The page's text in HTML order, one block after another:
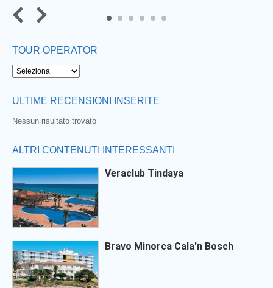
TOUR OPERATOR
ULTIME RECENSIONI INSERITE
Nessun risultato trovato
ALTRI CONTENUTI INTERESSANTI
Veraclub Tindaya
Bravo Minorca Cala'n Bosch